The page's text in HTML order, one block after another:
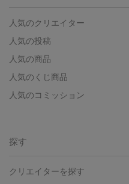
人気のクリエイター
人気の投稿
人気の商品
人気のくじ商品
人気のコミッション
探す
クリエイターを探す